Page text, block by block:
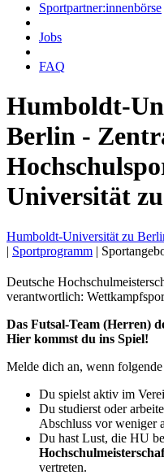
Sportpartner:innenbörse
Jobs
FAQ
Humboldt-
Berlin -
Universität
Humboldt-Universität zu
| Sportprogramm |
Deutsche
verantwortlich:
Das Futsal-Team (Herren)
Hier kommst du ins Spiel!
Melde dich an, wenn
Du spielst aktiv im
Du studierst oder
Abschluss vor weniger
Du hast Lust, die HU
vertreten.